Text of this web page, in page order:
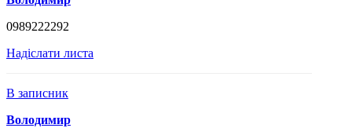
0989222292
Надіслати листа
В записник
Володимир